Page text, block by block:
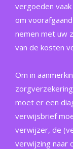
vergoeden
om
nemen met uw
van de kosten
Om in
moet er een
verwijsbrief
verwijzer, de
verwijzing naar